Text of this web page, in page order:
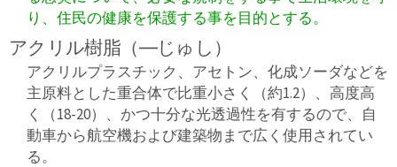
り、住民の健康を保護する事を目的とする。
アクリル樹脂（―じゅし）
アクリルプラスチック、アセトン、化成ソーダなどを
主原料とした重合体で比重小さく（約1.2）、高度高
く（18-20）、かつ十分な光透過性を有するので、自
動車から航空機および建築物まで広く使用されてい
る。